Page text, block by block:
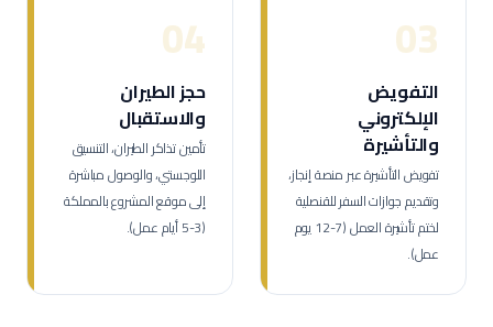
03
التفويض
الإلكتروني
والتأشيرة
تفويض التأشيرة عبر منصة إنجاز،
وتقديم جوازات السفر للقنصلية
لختم تأشيرة العمل (7-12 يوم
عمل).
04
حجز الطيران
والاستقبال
تأمين تذاكر الطيران، التنسيق
اللوجستي، والوصول مباشرة
إلى موقع المشروع بالمملكة
(3-5 أيام عمل).